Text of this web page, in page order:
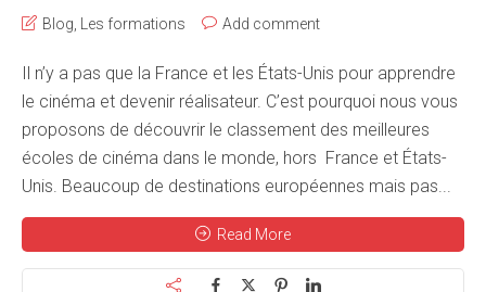
Blog
Les formations Add comment
Il n’y a pas que la France et les États-Unis pour apprendre
le cinéma et devenir réalisateur. C’est pourquoi nous vous
proposons de découvrir le classement des meilleures
écoles de cinéma dans le monde, hors France et États-
Unis. Beaucoup de destinations européennes mais pas...
Read More